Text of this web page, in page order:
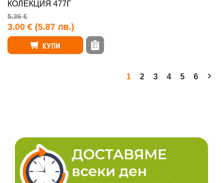
КОЛЕКЦИЯ 477Г
5.36 €
3.00 € (5.87 лв.)
КУПИ
1 2 3 4 5 6